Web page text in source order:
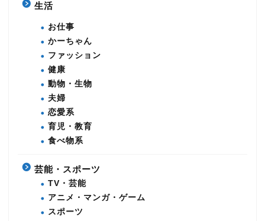
生活
お仕事
かーちゃん
ファッション
健康
動物・生物
夫婦
恋愛系
育児・教育
食べ物系
芸能・スポーツ
TV・芸能
アニメ・マンガ・ゲーム
スポーツ